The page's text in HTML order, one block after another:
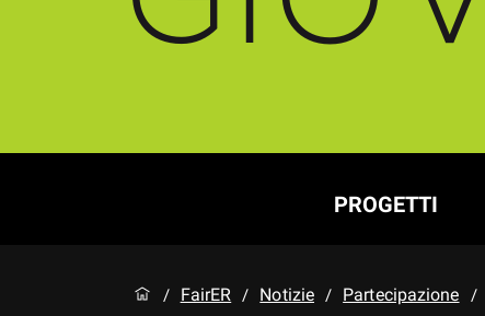
PROGETTI
/ FairER / Notizie / Partecipazione /